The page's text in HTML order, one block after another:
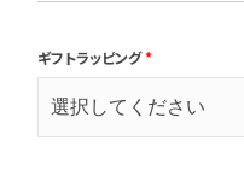
ギフトラッピング*